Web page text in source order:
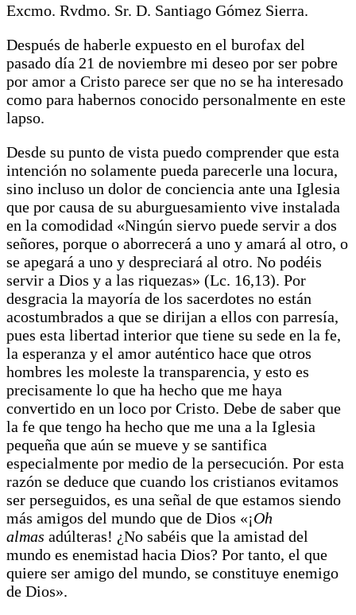
Excmo. Rvdmo. Sr. D. Santiago Gómez Sierra.
Después de haberle expuesto en el burofax del
pasado día 21 de noviembre mi deseo por ser pobre
por amor a Cristo parece ser que no se ha interesado
como para habernos conocido personalmente en este
lapso.
Desde su punto de vista puedo comprender que esta
intención no solamente pueda parecerle una locura,
sino incluso un dolor de conciencia ante una Iglesia
que por causa de su aburguesamiento vive instalada
en la comodidad «Ningún siervo puede servir a dos
señores, porque o aborrecerá a uno y amará al otro, o
se apegará a uno y despreciará al otro. No podéis
servir a Dios y a las riquezas» (Lc. 16,13). Por
desgracia la mayoría de los sacerdotes no están
acostumbrados a que se dirijan a ellos con parresía,
pues esta libertad interior que tiene su sede en la fe,
la esperanza y el amor auténtico hace que otros
hombres les moleste la transparencia, y esto es
precisamente lo que ha hecho que me haya
convertido en un loco por Cristo. Debe de saber que
la fe que tengo ha hecho que me una a la Iglesia
pequeña que aún se mueve y se santifica
especialmente por medio de la persecución. Por esta
razón se deduce que cuando los cristianos evitamos
ser perseguidos, es una señal de que estamos siendo
más amigos del mundo que de Dios «¡Oh
almas adúlteras! ¿No sabéis que la amistad del
mundo es enemistad hacia Dios? Por tanto, el que
quiere ser amigo del mundo, se constituye enemigo
de Dios».